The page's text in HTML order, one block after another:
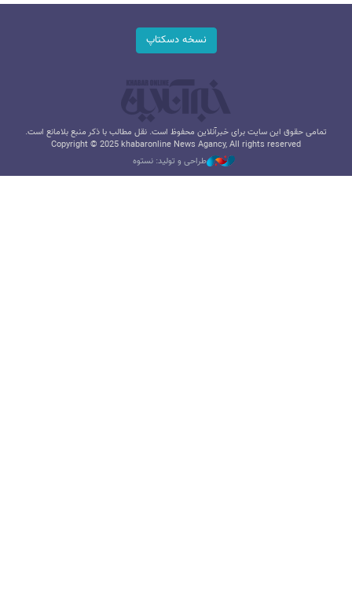
نسخه دسکتاپ
تمامی حقوق این سایت برای خبرآنلاین محفوظ است. نقل مطالب با ذکر منبع بلامانع است.
Copyright © 2025 khabaronline News Agancy, All rights reserved
طراحی و تولید: نستوه